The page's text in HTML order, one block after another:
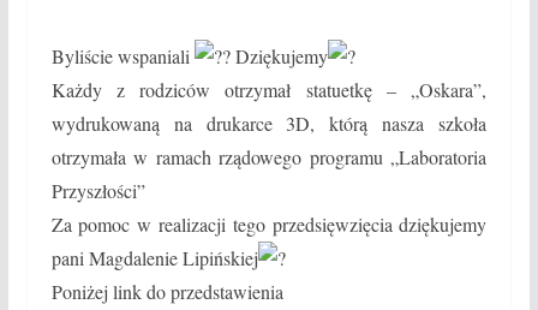
Byliście wspaniali
Dziękujemy
Każdy z rodziców otrzymał statuetkę – „Oskara”,
wydrukowaną na drukarce 3D, którą nasza szkoła
otrzymała w ramach rządowego programu „Laboratoria
Przyszłości”
Za pomoc w realizacji tego przedsięwzięcia dziękujemy
pani Magdalenie Lipińskiej
Poniżej link do przedstawienia